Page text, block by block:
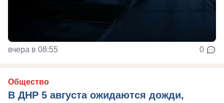
вчера в 08:55 0
Общество
В ДНР 5 августа ожидаются дожди,